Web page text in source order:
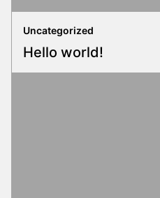
Uncategorized
Hello world!